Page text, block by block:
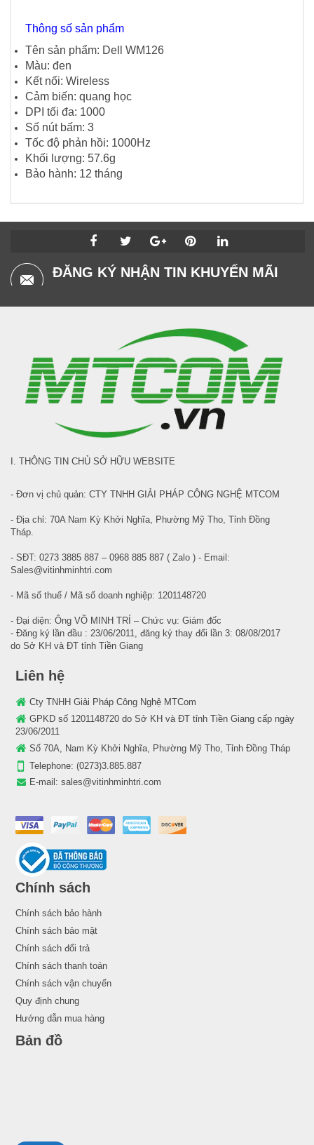
Thông số sản phẩm
Tên sản phẩm: Dell WM126
Màu: đen
Kết nối: Wireless
Cảm biến: quang học
DPI tối đa: 1000
Số nút bấm: 3
Tốc độ phản hồi: 1000Hz
Khối lượng: 57.6g
Bảo hành: 12 tháng
ĐĂNG KÝ NHẬN TIN KHUYẾN MÃI
I. THÔNG TIN CHỦ SỞ HỮU WEBSITE
- Đơn vị chủ quản: CTY TNHH GIẢI PHÁP CÔNG NGHỆ MTCOM
- Địa chỉ: 70A Nam Kỳ Khởi Nghĩa, Phường Mỹ Tho, Tỉnh Đồng
Tháp.
- SĐT: 0273 3885 887 – 0968 885 887 ( Zalo ) - Email:
Sales@vitinhminhtri.com
- Mã số thuế / Mã số doanh nghiệp: 1201148720
- Đại diện: Ông VÕ MINH TRÍ – Chức vụ: Giám đốc
- Đăng ký lần đầu : 23/06/2011, đăng ký thay đổi lần 3: 08/08/2017
do Sở KH và ĐT tỉnh Tiền Giang
Liên hệ
Cty TNHH Giải Pháp Công Nghệ MTCom
GPKD số 1201148720 do Sở KH và ĐT tỉnh Tiền Giang cấp ngày
23/06/2011
Số 70A, Nam Kỳ Khởi Nghĩa, Phường Mỹ Tho, Tỉnh Đồng Tháp
Telephone: (0273)3.885.887
E-mail: sales@vitinhminhtri.com
Chính sách
Chính sách bảo hành
Chính sách bảo mật
Chính sách đổi trả
Chính sách thanh toán
Chính sách vận chuyển
Quy định chung
Hướng dẫn mua hàng
Bản đồ